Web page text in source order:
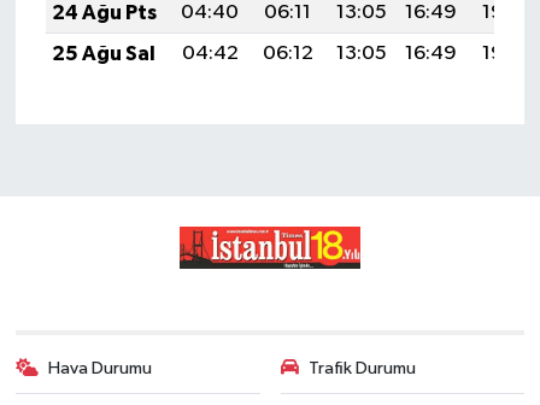
24 Ağu Pts
04:40 06:11 13:05 16:49
19:50
25 Ağu Sal
04:42 06:12 13:05 16:49 19:48
Hava Durumu Trafik Durumu